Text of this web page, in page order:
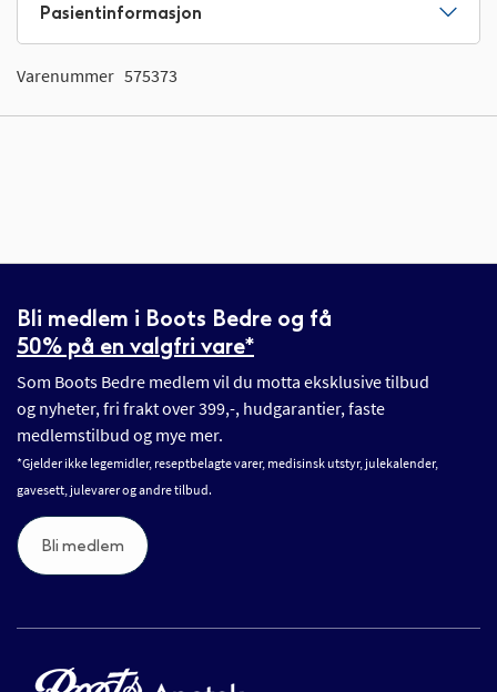
Pasientinformasjon
Varenummer 575373
Bli medlem i Boots Bedre og få
50% på en valgfri vare*
Som Boots Bedre medlem vil du motta eksklusive tilbud
og nyheter, fri frakt over 399,-, hudgarantier, faste
medlemstilbud og mye mer.
*Gjelder ikke legemidler, reseptbelagte varer, medisinsk utstyr, julekalender,
gavesett, julevarer og andre tilbud.
Bli medlem